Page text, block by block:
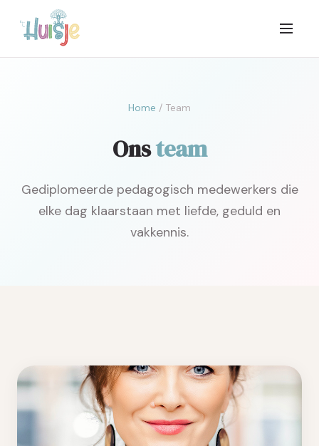
Home / Team
Onsteam
Gediplomeerde pedagogisch medewerkers die
elke dag klaarstaan met liefde, geduld en
vakkennis.